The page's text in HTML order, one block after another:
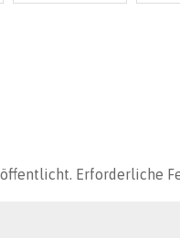
Erforderliche